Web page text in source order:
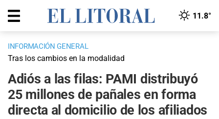
11.8°
INFORMACIÓN GENERAL
Tras los cambios en la modalidad
Adiós a las filas: PAMI distribuyó
25 millones de pañales en forma
directa al domicilio de los afiliados